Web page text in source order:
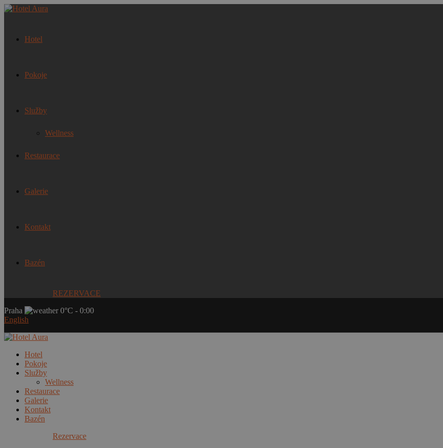
Hotel
Pokoje
Služby
Wellness
Restaurace
Galerie
Kontakt
Bazén
REZERVACE
Praha
0°C - 0:00
English
Hotel
Pokoje
Služby
Wellness
Restaurace
Galerie
Kontakt
Bazén
Rezervace